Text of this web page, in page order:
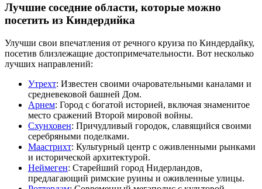
Лучшие соседние области, которые можно
посетить из Киндердийка
Улучши свои впечатления от речного круиза по Киндердайку,
посетив близлежащие достопримечательности. Вот несколько
лучших направлений:
Утрехт: Известен своими очаровательными каналами и
средневековой башней Дом.
Арнем: Город с богатой историей, включая знаменитое
место сражений Второй мировой войны.
Схунховен: Причудливый городок, славящийся своими
серебряными поделками.
Маастрихт: Культурный центр с оживленными рынками
и исторической архитектурой.
Неймеген: Старейший город Нидерландов,
предлагающий римские руины и оживленные улицы.